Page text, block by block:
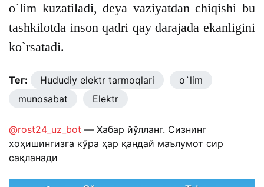
o`lim kuzatiladi, deya vaziyatdan chiqishi bu
tashkilotda inson qadri qay darajada ekanligini
ko`rsatadi.
Тег: Hududiy elektr tarmoqlari
o`lim
munosabat
Elektr
@rost24_uz_bot — Хабар йўлланг. Сизнинг
хоҳишингизга кўра ҳар қандай маълумот сир
сақланади